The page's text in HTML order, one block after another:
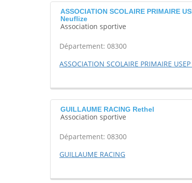
ASSOCIATION SCOLAIRE PRIMAIRE
Neuflize
Association sportive
Département: 08300
ASSOCIATION SCOLAIRE PRIMAIRE
GUILLAUME RACING Rethel
Association sportive
Département: 08300
GUILLAUME RACING